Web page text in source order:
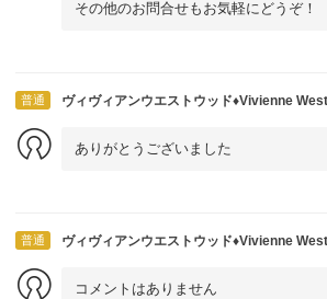
その他のお問合せもお気軽にどうぞ！
普通 ヴィヴィアンウエストウッド♦Vivienne
ありがとうございました
普通 ヴィヴィアンウエストウッド♦Vivienne
コメントはありません